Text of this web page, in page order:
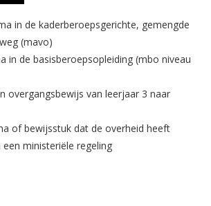
in de kaderberoepsgerichte, gemengde
(mavo)
in de basisberoepsopleiding (mbo niveau
overgangsbewijs van leerjaar 3 naar
of bewijsstuk dat de overheid heeft
ministeriële regeling